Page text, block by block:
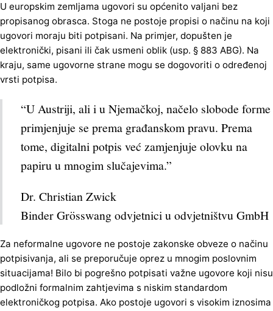
U europskim zemljama ugovori su općenito valjani bez
propisanog obrasca. Stoga ne postoje propisi o načinu na koji
ugovori moraju biti potpisani. Na primjer, dopušten je
elektronički, pisani ili čak usmeni oblik (usp. § 883 ABG). Na
kraju, same ugovorne strane mogu se dogovoriti o određenoj
vrsti potpisa.
“U Austriji, ali i u Njemačkoj, načelo slobode forme
primjenjuje se prema građanskom pravu. Prema
tome, digitalni potpis već zamjenjuje olovku na
papiru u mnogim slučajevima.”
Dr. Christian Zwick
Binder Grösswang odvjetnici u odvjetništvu GmbH
Za neformalne ugovore ne postoje zakonske obveze o načinu
potpisivanja, ali se preporučuje oprez u mnogim poslovnim
situacijama! Bilo bi pogrešno potpisati važne ugovore koji nisu
podložni formalnim zahtjevima s niskim standardom
elektroničkog potpisa. Ako postoje ugovori s visokim iznosima